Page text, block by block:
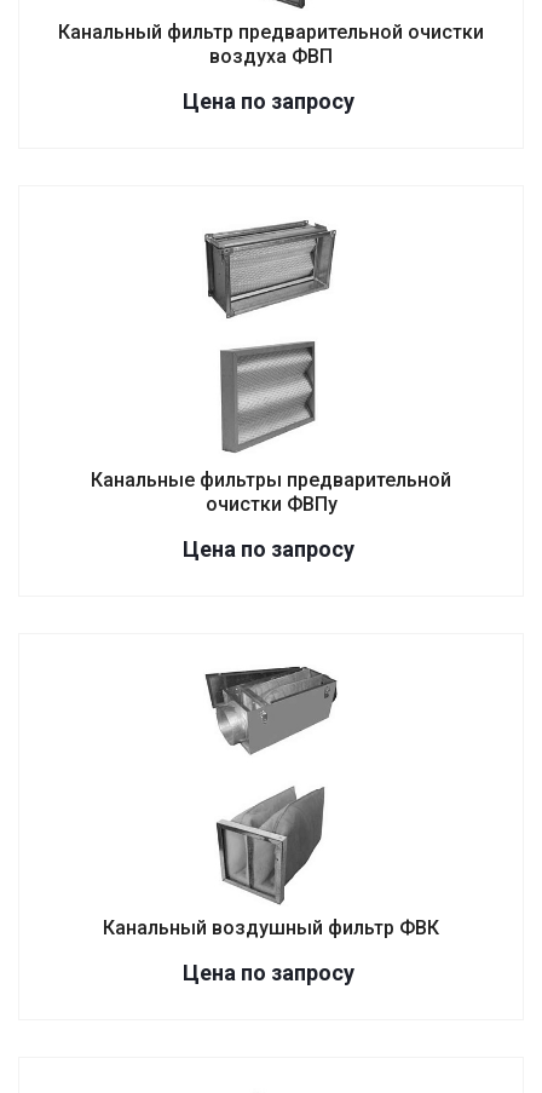
Канальный фильтр предварительной очистки
воздуха ФВП
Цена по запросу
Канальные фильтры предварительной
очистки ФВПу
Цена по запросу
Канальный воздушный фильтр ФВК
Цена по запросу